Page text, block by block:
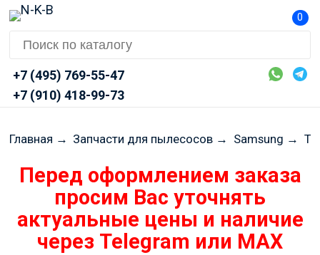
0
+7 (495) 769-55-47
+7 (910) 418-99-73
Главная → Запчасти для пылесосов → Samsung →
Перед оформлением заказа
просим Вас уточнять
актуальные цены и наличие
через Telegram или MAX